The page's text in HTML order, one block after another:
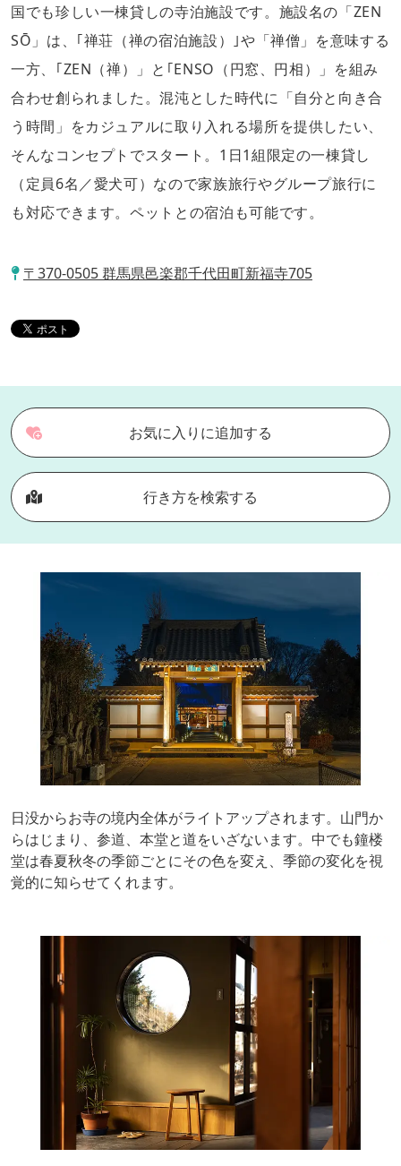
国でも珍しい一棟貸しの寺泊施設です。施設名の「ZEN
SŌ」は、｢禅荘（禅の宿泊施設）｣や「禅僧」を意味する
一方、｢ZEN（禅）」と｢ENSO（円窓、円相）」を組み
合わせ創られました。混沌とした時代に「自分と向き合
う時間」をカジュアルに取り入れる場所を提供したい、
そんなコンセプトでスタート。1日1組限定の一棟貸し
（定員6名／愛犬可）なので家族旅行やグループ旅行に
も対応できます。ペットとの宿泊も可能です。
〒370-0505 群馬県邑楽郡千代田町新福寺705
お気に入りに追加する
行き方を検索する
日没からお寺の境内全体がライトアップされます。山門か
らはじまり、参道、本堂と道をいざないます。中でも鐘楼
堂は春夏秋冬の季節ごとにその色を変え、季節の変化を視
覚的に知らせてくれます。